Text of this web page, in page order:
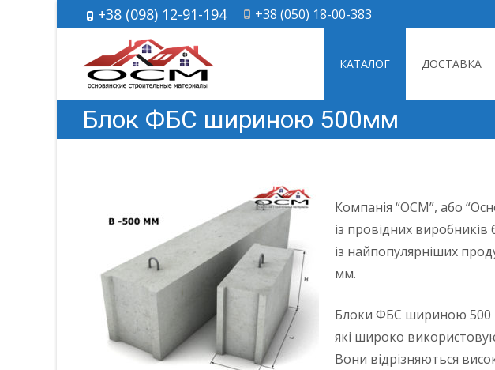
+38 (050) 18-00-383
+38 (098) 12-91-194
КАТАЛОГ ДОСТАВКА
Блок ФБС шириною 500мм
Компанія “ОСМ”, або
із провідних
із найпопулярніших
мм.
Блоки ФБС шириною 500
які широко
Вони відрізняються